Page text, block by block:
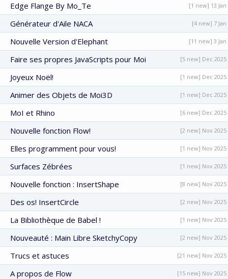
Edge Flange By Mo_Te [1 new] 13 Jan
Générateur d'Aile NACA [4 new] 7 Jan
Nouvelle Version d'Elephant [11 new] 3 Jan
Faire ses propres JavaScripts pour Moi [5 new] Dec 2025
Joyeux Noël! [1 new] Dec 2025
Animer des Objets de Moi3D [1 new] Dec 2025
MoI et Rhino [6 new] Dec 2025
Nouvelle fonction Flow! [2 new] Nov 2025
Elles programment pour vous! [1 new] Nov 2025
Surfaces Zébrées [1 new] Nov 2025
Nouvelle fonction : InsertShape [8 new] Nov 2025
Des os! InsertCircle [2 new] Nov 2025
La Bibliothèque de Babel ! [1 new] Nov 2025
Nouveauté : Main Libre SketchyCopy [2 new] Nov 2025
Trucs et astuces [21 new] Nov 2025
A propos de Flow [15 new] Nov 2025